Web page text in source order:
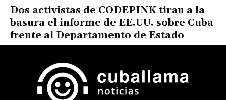
Dos activistas de CODEPINK tiran a la
basura el informe de EE.UU. sobre Cuba
frente al Departamento de Estado